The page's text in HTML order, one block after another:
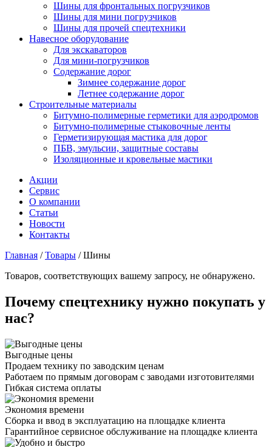
Шины для фронтальных погрузчиков
Шины для мини погрузчиков
Шины для прочей спецтехники
Навесное оборудование
Для экскаваторов
Для мини-погрузчиков
Содержание дорог
Зимнее содержание дорог
Летнее содержание дорог
Строительные материалы
Битумно-полимерные герметики для аэродромов
Битумно-полимерные стыковочные ленты
Герметизирующая мастика для дорог
ПБВ, эмульсии, защитные составы
Изоляционные и кровельные мастики
Акции
Сервис
О компании
Статьи
Новости
Контакты
Главная /Товары /Шины
Товаров, соответствующих вашему запросу, не обнаружено.
Почему спецтехнику нужно покупать у
нас?
Выгодные цены
Продаем технику по заводским ценам
Работаем по прямым договорам с заводами изготовителями
Гибкая система оплаты
Экономия времени
Сборка и ввод в эксплуатацию на площадке клиента
Гарантийное сервисное обслуживание на площадке клиента